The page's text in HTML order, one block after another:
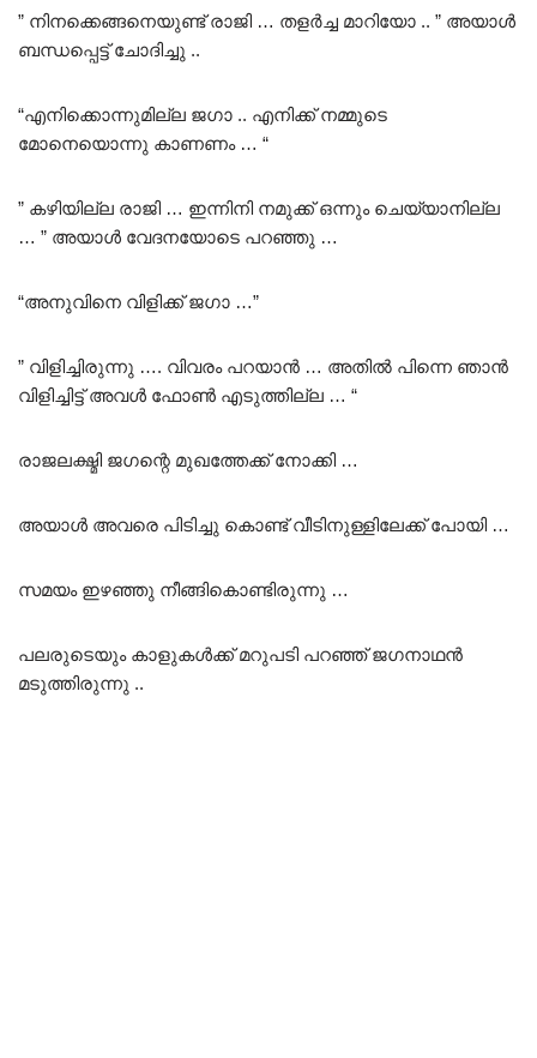
” നിനക്കെങ്ങനെയുണ്ട് രാജി … തളർച്ച മാറിയോ .. ” അയാൾ
ബന്ധപ്പെട്ട് ചോദിച്ചു ..
“എനിക്കൊന്നുമില്ല ജഗാ .. എനിക്ക് നമ്മുടെ
മോനെയൊന്നു കാണണം … “
” കഴിയില്ല രാജി … ഇന്നിനി നമുക്ക് ഒന്നും ചെയ്യാനില്ല
… ” അയാൾ വേദനയോടെ പറഞ്ഞു …
“അനുവിനെ വിളിക്ക് ജഗാ …”
” വിളിച്ചിരുന്നു …. വിവരം പറയാൻ … അതിൽ പിന്നെ ഞാൻ
വിളിച്ചിട്ട് അവൾ ഫോൺ എടുത്തില്ല … “
രാജലക്ഷ്മി ജഗന്റെ മുഖത്തേക്ക് നോക്കി …
അയാൾ അവരെ പിടിച്ചു കൊണ്ട് വീടിനുള്ളിലേക്ക് പോയി …
സമയം ഇഴഞ്ഞു നീങ്ങികൊണ്ടിരുന്നു …
പലരുടെയും കാളുകൾക്ക് മറുപടി പറഞ്ഞ് ജഗനാഥൻ
മടുത്തിരുന്നു ..